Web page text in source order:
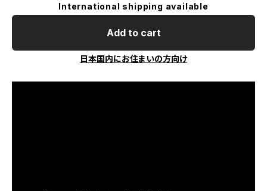
International shipping available
Add to cart
日本国内にお住まいの方向け